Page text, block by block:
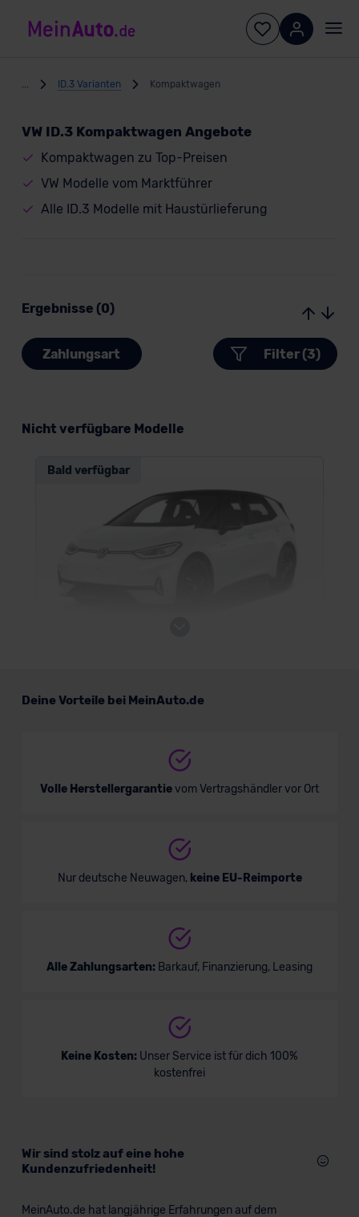
ID.3 Varianten Kompaktwagen
VW ID.3 Kompaktwagen Angebote
Kompaktwagen zu Top-Preisen
VW Modelle vom Marktführer
Alle ID.3 Modelle mit Haustürlieferung
Ergebnisse (0)
Zahlungsart Filter (3)
Nicht verfügbare Modelle
Bald verfügbar
Deine Vorteile bei MeinAuto.de
Volle Herstellergarantievom Vertragshändler vor Ort
Nur deutsche Neuwagen, keine EU-Reimporte
Alle Zahlungsarten: Barkauf, Finanzierung, Leasing
Keine Kosten: Unser Service ist für dich 100%
kostenfrei
Wir sind stolz auf eine hohe
Kundenzufriedenheit!
MeinAuto.de hat langjährige Erfahrungen auf dem